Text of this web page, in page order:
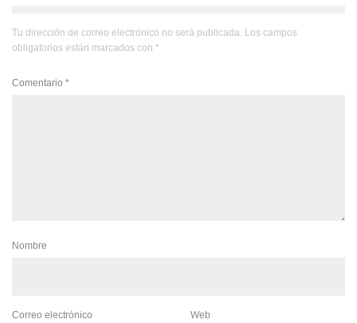
Tu dirección de correo electrónico no será publicada. Los campos
obligatorios están marcados con *
Comentario *
Nombre
Correo electrónico Web